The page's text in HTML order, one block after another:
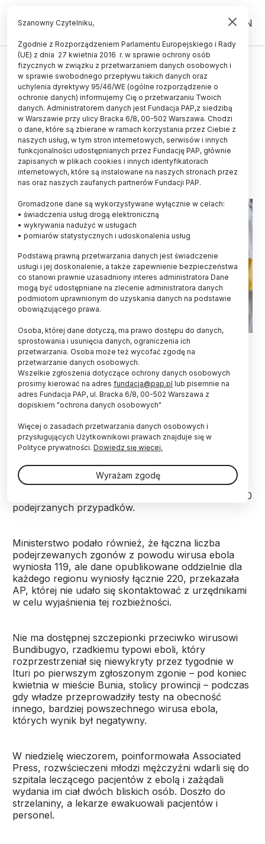
PL EN
ŚWIAT
WHO: ponad 900 podejrzanych
przypadków wirusa ebola
zidentyfikowano w
Demokratycznej Republice Konga
26.05.2026
aktualizacja: 26.05.2026
2 minuty czytania
EPA/STRINGER 23.05.2026
W Demokratycznej Republice Konga
zidentyfikowano ponad 900 podejrzanych
przypadków wirusa ebola, w tym 101
potwierdzonych, poinformował w niedzielę szef
WHO Tedros Adhanom Ghebreyesus.
W niedzielę kongijskie Ministerstwo Komunikacji
wirusa ebola, głównie w północno-wschodniej
prowincji Ituri – co stanowi znaczny wzrost w
porównaniu z wcześniej ogłoszoną liczbą ponad 700
podejrzanych przypadków.
Ministerstwo podało również, że łączna liczba
podejrzewanych zgonów z powodu wirusa ebola
wyniosła 119, ale dane opublikowane oddzielnie dla
każdego regionu wyniosły łącznie 220, przekazała
AP, której nie udało się skontaktować z urzędnikami
w celu wyjaśnienia tej rozbieżności.
Nie ma dostępnej szczepionki przeciwko wirusowi
Bundibugyo, rzadkiemu typowi eboli, który
rozprzestrzeniał się niewykryty przez tygodnie w
Ituri po pierwszym zgłoszonym zgonie – pod koniec
kwietnia w mieście Bunia, stolicy prowincji – podczas
gdy władze przeprowadziły testy na obecność
innego, bardziej powszechnego wirusa ebola,
których wynik był negatywny.
W niedzielę wieczorem, poinformowała Associated
Press, rozwścieczeni młodzi mężczyźni wdarli się do
szpitala leczącego pacjentów z ebolą i zażądali
wydania im ciał dwóch bliskich osób. Doszło do
strzelaniny, a lekarze ewakuowali pacjentów i
personel.
Szanowny Czytelniku,
Zgodnie z Rozporządzeniem Parlamentu Europejskiego i Rady
(UE) z dnia 27 kwietnia 2016 r. w sprawie ochrony osób
fizycznych w związku z przetwarzaniem danych osobowych i
w sprawie swobodnego przepływu takich danych oraz
uchylenia dyrektywy 95/46/WE (ogólne rozporządzenie o
ochronie danych) informujemy Cię o przetwarzaniu Twoich
danych. Administratorem danych jest Fundacja PAP,z siedzibą
w Warszawie przy ulicy Bracka 6/8, 00-502 Warszawa. Chodzi
o dane, które są zbierane w ramach korzystania przez Ciebie z
naszych usług, w tym stron internetowych, serwisów i innych
funkcjonalności udostępnianych przez Fundację PAP, głównie
zapisanych w plikach cookies i innych identyfikatorach
internetowych, które są instalowane na naszych stronach przez
nas oraz naszych zaufanych partnerów Fundacji PAP.
Gromadzone dane są wykorzystywane wyłącznie w celach:
• świadczenia usług drogą elektroniczną
• wykrywania nadużyć w usługach
• pomiarów statystycznych i udoskonalenia usług
Podstawą prawną przetwarzania danych jest świadczenie
usługi i jej doskonalenie, a także zapewnienie bezpieczeństwa
co stanowi prawnie uzasadniony interes administratora Dane
mogą być udostępniane na zlecenie administratora danych
podmiotom uprawnionym do uzyskania danych na podstawie
obowiązującego prawa.
Osoba, której dane dotyczą, ma prawo dostępu do danych,
sprostowania i usunięcia danych, ograniczenia ich
przetwarzania. Osoba może też wycofać zgodę na
przetwarzanie danych osobowych.
Wszelkie zgłoszenia dotyczące ochrony danych osobowych
prosimy kierować na adres fundacja@pap.pl lub pisemnie na
adres Fundacja PAP, ul. Bracka 6/8, 00-502 Warszawa z
dopiskiem "ochrona danych osobowych"
Więcej o zasadach przetwarzania danych osobowych i
przysługujących Użytkownikowi prawach znajduje się w
Polityce prywatności. Dowiedz się więcej.
Wyrażam zgodę